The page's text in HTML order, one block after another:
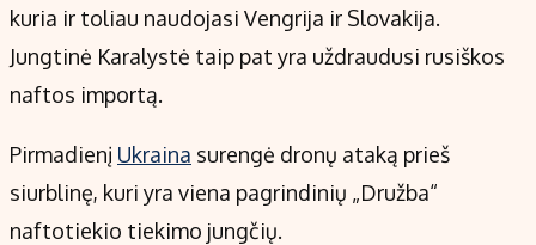
kuria ir toliau naudojasi Vengrija ir Slovakija.
Jungtinė Karalystė taip pat yra uždraudusi rusiškos
naftos importą.
Pirmadienį Ukraina surengė dronų ataką prieš
siurblinę, kuri yra viena pagrindinių „Družba“
naftotiekio tiekimo jungčių.